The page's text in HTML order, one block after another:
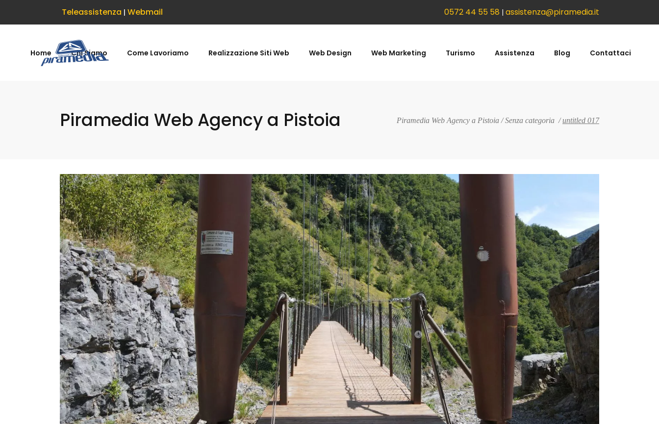
Teleassistenza | Webmail 0572 44 55 58 | assistenza@piramedia.it
Home Chi Siamo Come Lavoriamo Realizzazione Siti Web Web Design Web Marketing Turismo Assistenza Blog Contattaci
Piramedia Web Agency a Pistoia Piramedia Web Agency a Pistoia /Senza categoria /untitled 017